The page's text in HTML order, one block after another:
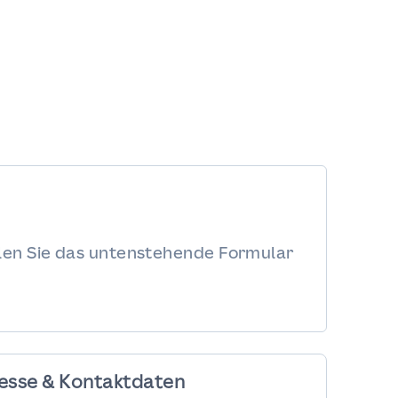
Sie das untenstehende Formular
& Kontaktdaten